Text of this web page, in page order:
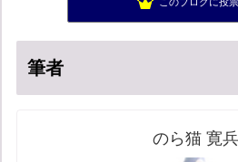
真のジャーナリズムがここ
筆者
のら猫 寛